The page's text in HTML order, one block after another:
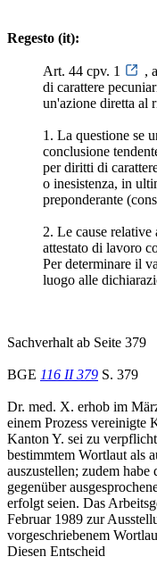
Regesto (it):
Art. 44 cpv. 1 ,
di carattere
un'azione diretta al
1. La questione se
conclusione
per diritti di
o inesistenza, in
preponderante
2. Le cause
attestato di lavoro
Per determinare il
luogo alle
Sachverhalt ab Seite 379
BGE 116 II 379 S. 379
Dr. med. X. erhob im
einem Prozess vereinigte
Kanton Y. sei zu
bestimmtem Wortlaut als
auszustellen; zudem habe
gegenüber
erfolgt seien. Das
Februar 1989 zur
vorgeschriebenem
Diesen Entscheid